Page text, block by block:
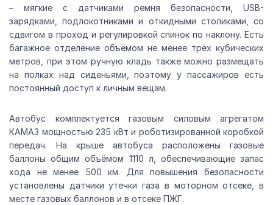
– мягкие с датчиками ремня безопасности, USB-
зарядками, подлокотниками и откидными столиками, со
сдвигом в проход и регулировкой спинок по наклону. Есть
багажное отделение объёмом не менее трёх кубических
метров, при этом ручную кладь также можно размещать
на полках над сиденьями, поэтому у пассажиров есть
постоянный доступ к личным вещам.
Автобус комплектуется газовым силовым агрегатом
КАМАЗ мощностью 235 кВт и роботизированной коробкой
передач. На крыше автобуса расположены газовые
баллоны общим объёмом 1110 л, обеспечивающие запас
хода не менее 500 км. Для повышения безопасности
установлены датчики утечки газа в моторном отсеке, в
месте газовых баллонов и в отсеке ПЖГ.